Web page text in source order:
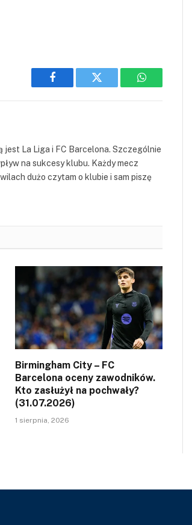
Facebook Twitter WhatsApp
jest La Liga i FC Barcelona. Szczególnie
na sukcesy klubu. Każdy mecz
dużo czytam o klubie i sam piszę
Birmingham City – FC
Barcelona oceny zawodników.
Kto zasłużył na pochwały?
(31.07.2026)
1 sierpnia, 2026